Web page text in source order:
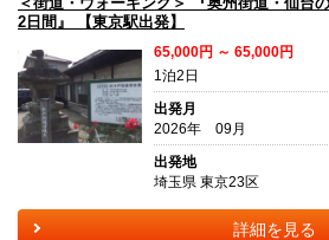
2日間』 【東京駅出発】
65,000円 ～ 65,000円
1泊2日
出発月
2026年 09月
出発地
埼玉県 東京23区
詳細を見る